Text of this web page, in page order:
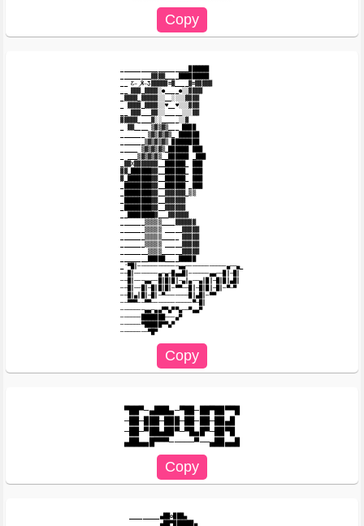
_________▓▓▓▓____█████████
__ Ƹ̵̡Ӝ̵̨̄Ʒ▓▓▓▓▓=▓____▓=▓▓▓▓▓
__ ▓▓▓_▓▓▓▓░●____●░░▓▓▓▓
_▓▓▓▓_▓▓▓▓▓░░__░░░░▓▓▓▓
_ ▓▓▓▓_▓▓▓▓░░♥__♥░░░▓▓▓
__ ▓▓▓___▓▓░░_____░░░▓▓
▓▓▓▓▓____▓░░_____░░▓
_ ▓▓____ ▒▓▒▓▒___ ████
_______ ▒▓▒▓▒▓▒_ ██████
_______▒▓▒▓▒▓▒ ████████
_____ ▒▓▒▓▒▓▒_██████ ███
_ ___▒▓▒▓▒▓▒__██████ _███
_▓▓X▓▓▓▓▓▓▓__██████_ ███
▓▓_██████▓▓__██████_ ███
▓_███████▓▓__██████_ ███
_████████▓▓__██████ _███
_████████▓▓__▓▓▓▓▓▓_▒▒
_████████▓▓__▓▓▓▓▓▓
_████████▓▓__▓▓▓▓▓▓
__████████▓___▓▓▓▓▓▓
_______▒▒▒▒▒____▓▓▓▓▓▓
_______▒▒▒▒▒ _____▓▓▓▓▓
_______▒▒▒▒▒_____ ▓▓▓▓▓
_______▒▒▒▒▒ _____▓▓▓▓▓
________▒▒▒▒______▓▓▓▓▓
_'▀█║────────────▄▄───────────​─▄──▄_
──█║───────▄─▄─█▄▄█║──────▄▄──​█║─█║
──█║───▄▄──█║█║█║─▄║▄──▄║█║─█║​█║▄█║
──█║──█║─█║█║█║─▀▀──█║─█║█║─█║​─▀─▀
──█║▄║█║─█║─▀───────█║▄█║─▀▀
──▀▀▀──▀▀────────────▀─█║
───────▄▄─▄▄▀▀▄▀▀▄──▀▄▄▀
──────███████───▄▀
──────▀█████▀▀▄▀
────────▀█▀
▀██▀─▄███▄─▀██─██▀██▀▀█
─██─███─███─██─██─██▄█
─██─▀██▄██▀─▀█▄█▀─██▀█
_________▄██✿███▄
_______ ▄██▀██████▄